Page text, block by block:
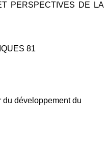
PERSPECTIVES DE LA
81
du développement du